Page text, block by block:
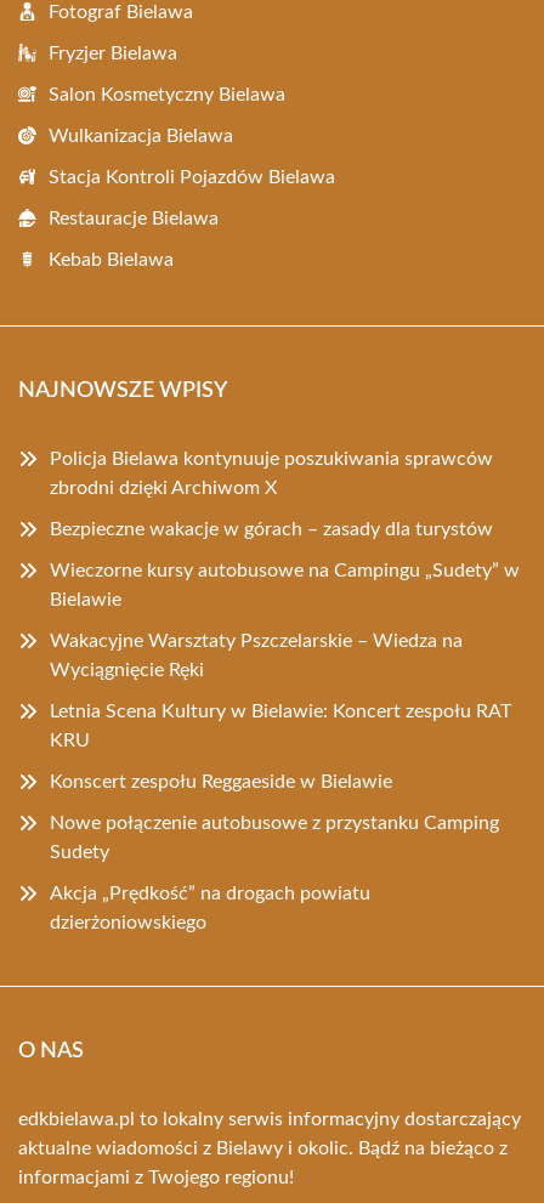
Fotograf Bielawa
Fryzjer Bielawa
Salon Kosmetyczny Bielawa
Wulkanizacja Bielawa
Stacja Kontroli Pojazdów Bielawa
Restauracje Bielawa
Kebab Bielawa
NAJNOWSZE WPISY
Policja Bielawa kontynuuje poszukiwania sprawców
zbrodni dzięki Archiwom X
Bezpieczne wakacje w górach – zasady dla turystów
Wieczorne kursy autobusowe na Campingu „Sudety” w
Bielawie
Wakacyjne Warsztaty Pszczelarskie – Wiedza na
Wyciągnięcie Ręki
Letnia Scena Kultury w Bielawie: Koncert zespołu RAT
KRU
Konscert zespołu Reggaeside w Bielawie
Nowe połączenie autobusowe z przystanku Camping
Sudety
Akcja „Prędkość” na drogach powiatu
dzierżoniowskiego
O NAS
edkbielawa.pl to lokalny serwis informacyjny dostarczający
aktualne wiadomości z Bielawy i okolic. Bądź na bieżąco z
informacjami z Twojego regionu!